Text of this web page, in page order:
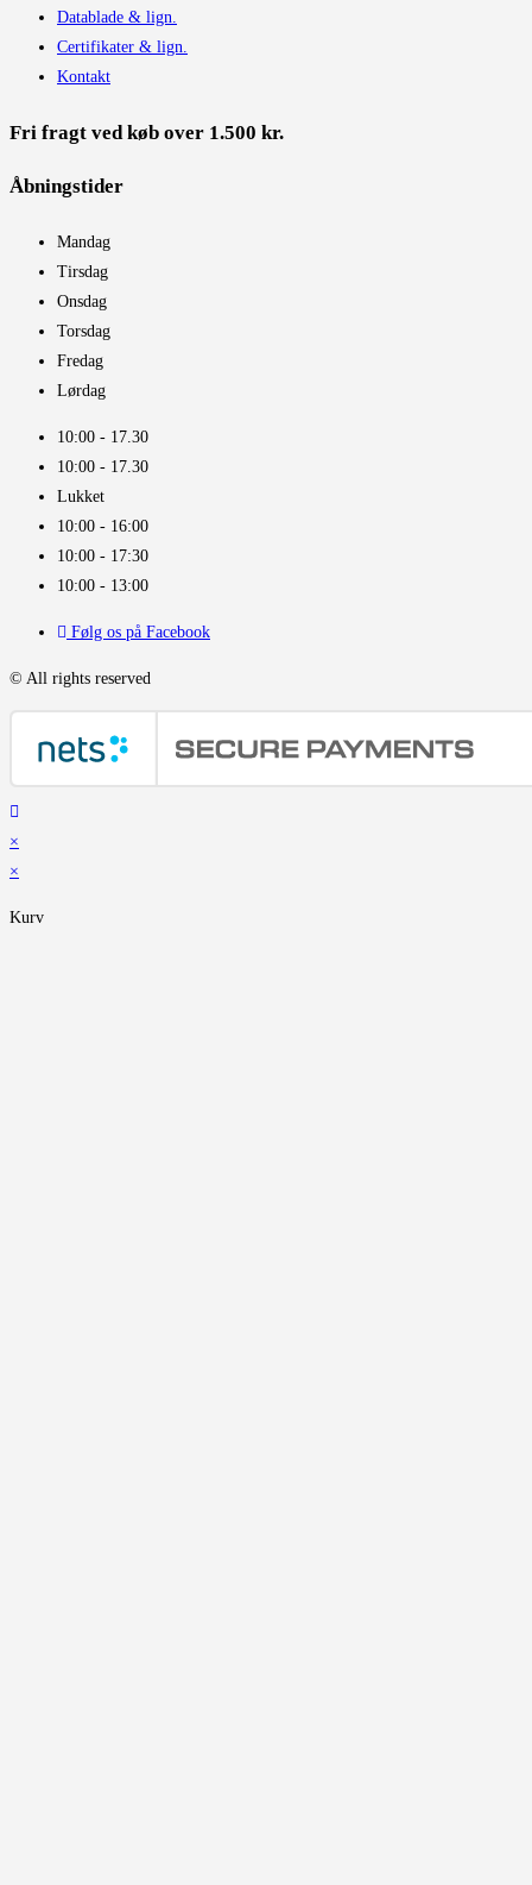
Datablade & lign.
Certifikater & lign.
Kontakt
Fri fragt ved køb over 1.500 kr.
Åbningstider​
Mandag
Tirsdag
Onsdag
Torsdag
Fredag
Lørdag
10:00 - 17.30​
10:00 - 17.30​
Lukket
10:00 - 16:00​
10:00 - 17:30
10:00 - 13:00
Følg os på Facebook
© All rights reserved
×
×
Kurv